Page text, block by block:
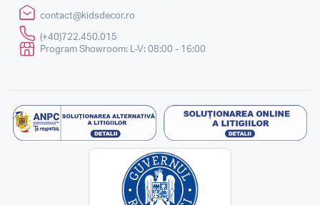
contact@kidsdecor.ro
(+40)722.450.015
Program Showroom: L-V: 08:00 - 16:00